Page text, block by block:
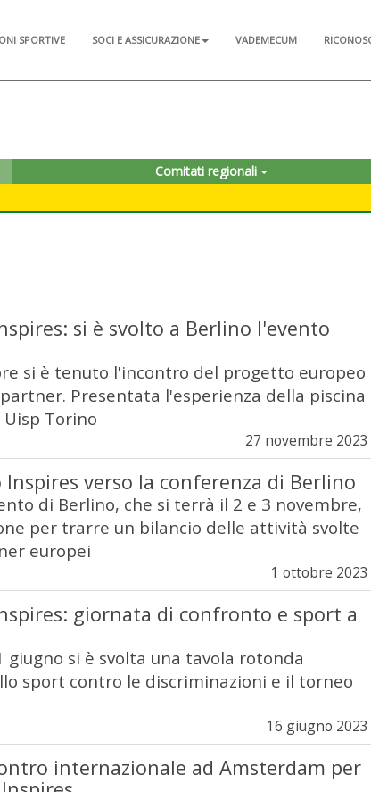
SPORTIVE SOCI E ASSICURAZIONE VADEMECUM
Comitati regionali
si è svolto a Berlino l'evento
si è tenuto l'incontro del progetto europeo
Presentata l'esperienza della piscina
Torino
27 novembre 2023
verso la conferenza di Berlino
di Berlino, che si terrà il 2 e 3 novembre,
per trarre un bilancio delle attività svolte
europei
1 ottobre 2023
giornata di confronto e sport a
giugno si è svolta una tavola rotonda
sport contro le discriminazioni e il torneo
16 giugno 2023
internazionale ad Amsterdam per